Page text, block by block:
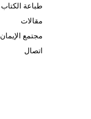
طباعة الكتاب
مقالات
مجتمع الإيمان
اتصال